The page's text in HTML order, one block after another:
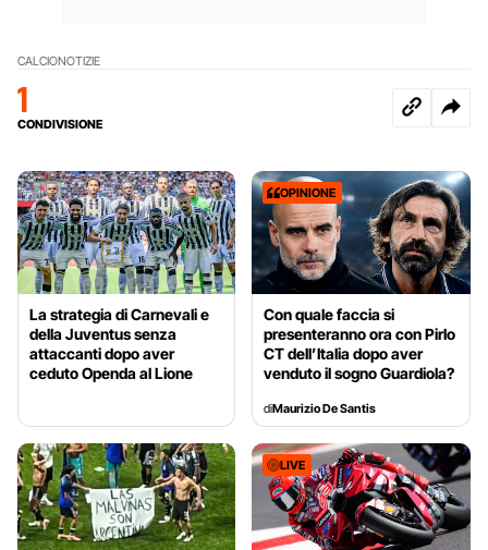
CALCIONOTIZIE
1
CONDIVISIONE
La strategia di Carnevali e
della Juventus senza
attaccanti dopo aver
ceduto Openda al Lione
OPINIONE
Con quale faccia si
presenteranno ora con Pirlo
CT dell’Italia dopo aver
venduto il sogno Guardiola?
diMaurizio De Santis
LIVE